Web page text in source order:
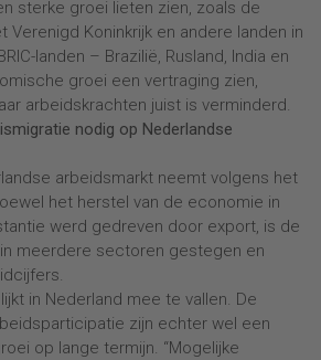
sterke groei lieten zien, zoals de
Verenigd Koninkrijk en andere landen in
landen – Brazilië, Rusland, India en
groei een vertraging zien,
arbeidskrachten juist is verminderd.
nodig op Nederlandse
arbeidsmarkt neemt volgens het
het herstel van de economie in
werd gedreven door export, is de
meerdere sectoren gestegen en
in Nederland mee te vallen. De
zijn echter wel een
op lange termijn. “Mogelijke